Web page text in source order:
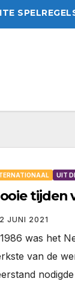
UIT
tijden
2 JUNI 2021
was het
van de